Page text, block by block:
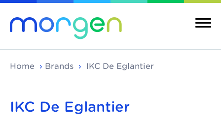
About us
Brands
Home › Brands › IKC De Eglantier
IKC De Eglantier